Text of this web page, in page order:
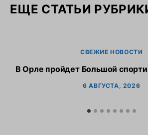
ЕЩЕ СТАТЬИ
СВЕЖИЕ НОВОСТИ
В Орле пройдет Большой
6 АВГУСТА, 2026